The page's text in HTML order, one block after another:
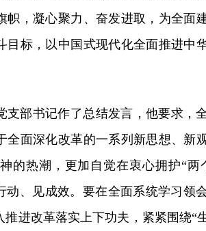
帜，凝心聚力、奋发进取，为全面
目标，以中国式现代化全面推进中
支部书记作了总结发言，他要求，
全面深化改革的一系列新思想、新
的热潮，更加自觉在衷心拥护“两
动、见成效。要在全面系统学习领
进改革落实上下功夫，紧紧围绕“